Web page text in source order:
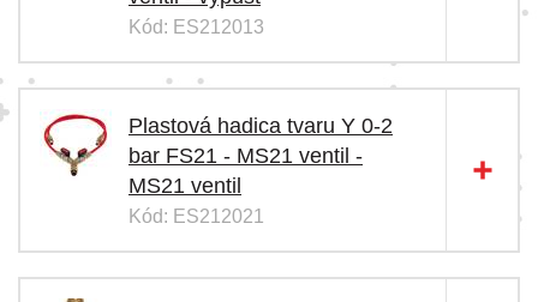
Kód: ES212013
Plastová hadica tvaru Y 0-2
bar FS21 - MS21 ventil -
MS21 ventil
Kód: ES212021